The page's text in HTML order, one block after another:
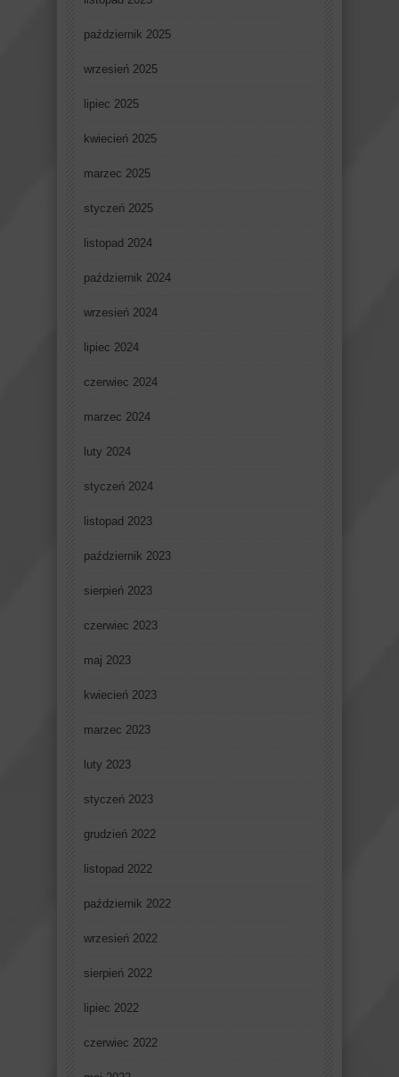
październik 2025
wrzesień 2025
lipiec 2025
kwiecień 2025
marzec 2025
styczeń 2025
listopad 2024
październik 2024
wrzesień 2024
lipiec 2024
czerwiec 2024
marzec 2024
luty 2024
styczeń 2024
listopad 2023
październik 2023
sierpień 2023
czerwiec 2023
maj 2023
kwiecień 2023
marzec 2023
luty 2023
styczeń 2023
grudzień 2022
listopad 2022
październik 2022
wrzesień 2022
sierpień 2022
lipiec 2022
czerwiec 2022